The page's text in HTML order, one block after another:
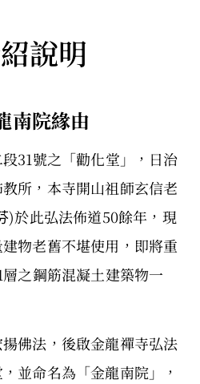
說明
南院緣由
31號之「勸化堂」，日治
所，本寺開山祖師玄信老
)於此弘法佈道50餘年，現
物老舊不堪使用，即將重
之鋼筋混凝土建築物一
佛法，後啟金龍禪寺弘法
並命名為「金龍南院」，